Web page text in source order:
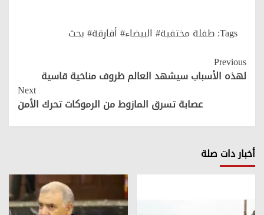
Tags: طفلة مختفية# البيضاء# أفارقة# بحث
Continue
Reading
Previous
لهذه الأسباب سيشهد العالم ظروف مناخية قاسية
Next
عصابة تسرق المازوط من الرموكات تحرك الأمن
أخبار دات صلة